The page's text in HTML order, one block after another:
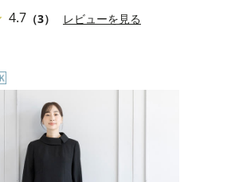
4.7（3） レビューを見る